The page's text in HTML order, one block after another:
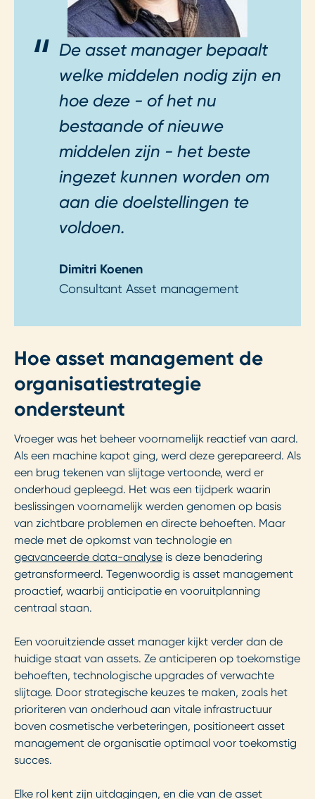
De asset manager bepaalt
welke middelen nodig zijn en
hoe deze - of het nu
bestaande of nieuwe
middelen zijn - het beste
ingezet kunnen worden om
aan die doelstellingen te
voldoen.
Dimitri Koenen
Consultant Asset management
Hoe asset management de
organisatiestrategie
ondersteunt
Vroeger was het beheer voornamelijk reactief van aard.
Als een machine kapot ging, werd deze gerepareerd. Als
een brug tekenen van slijtage vertoonde, werd er
onderhoud gepleegd. Het was een tijdperk waarin
beslissingen voornamelijk werden genomen op basis
van zichtbare problemen en directe behoeften. Maar
mede met de opkomst van technologie en
geavanceerde data-analyse is deze benadering
getransformeerd. Tegenwoordig is asset management
proactief, waarbij anticipatie en vooruitplanning
centraal staan.
Een vooruitziende asset manager kijkt verder dan de
huidige staat van assets. Ze anticiperen op toekomstige
behoeften, technologische upgrades of verwachte
slijtage. Door strategische keuzes te maken, zoals het
prioriteren van onderhoud aan vitale infrastructuur
boven cosmetische verbeteringen, positioneert asset
management de organisatie optimaal voor toekomstig
succes.
Elke rol kent zijn uitdagingen, en die van de asset